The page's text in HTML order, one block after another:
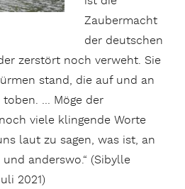
Zaubermacht
der deutschen
zerstört noch verweht. Sie
stand, die auf und an
toben. … Möge der
viele klingende Worte
laut zu sagen, was ist, an
anderswo.“ (Sibylle
2021)